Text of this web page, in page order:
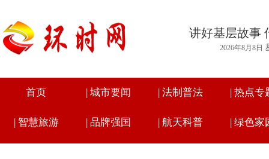
讲好基层故事
2026年8月8日
首页 | 城市要闻 | 法制普法 | 热点专
| 智慧旅游 | 品牌强国 | 航天科普 | 绿色家